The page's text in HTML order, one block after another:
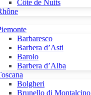
Côte de Nuits
Barbaresco
Barbera d’Asti
Barolo
Barbera d’Alba
Bolgheri
Brunello di Montalcino